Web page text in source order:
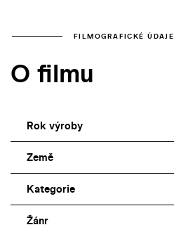
FILMOGRAFICKÉ ÚDAJE
O filmu
Rok výroby
Země
Kategorie
Žánr